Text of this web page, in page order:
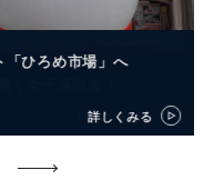
く女子座談会！
ひろめ市場」へ